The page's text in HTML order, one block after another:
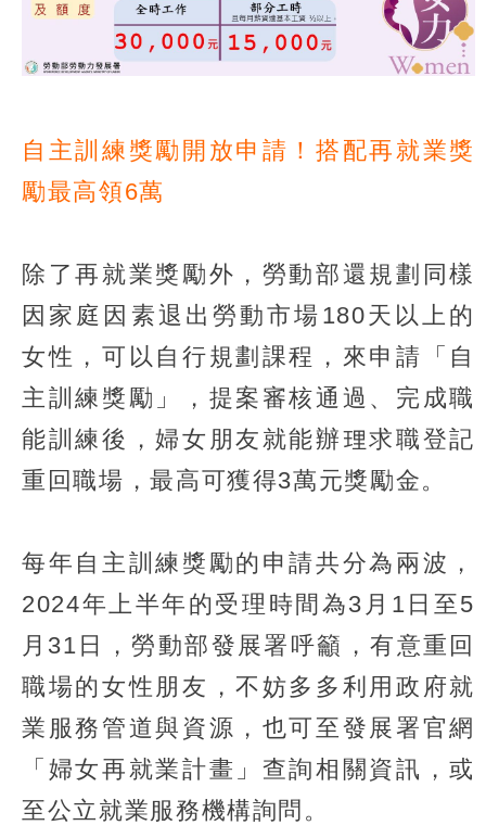
自主訓練獎勵開放申請！搭配再就業獎
勵最高領6萬
除了再就業獎勵外，勞動部還規劃同樣
因家庭因素退出勞動市場180天以上的
女性，可以自行規劃課程，來申請「自
主訓練獎勵」，提案審核通過、完成職
能訓練後，婦女朋友就能辦理求職登記
重回職場，最高可獲得3萬元獎勵金。
每年自主訓練獎勵的申請共分為兩波，
2024年上半年的受理時間為3月1日至5
月31日，勞動部發展署呼籲，有意重回
職場的女性朋友，不妨多多利用政府就
業服務管道與資源，也可至發展署官網
「婦女再就業計畫」查詢相關資訊，或
至公立就業服務機構詢問。